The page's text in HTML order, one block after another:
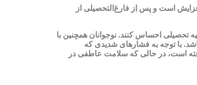
افزایش است و پس از فارغ‌التحصیلی از
برای بورسیه تحصیلی احساس کنند. نوجوانان همچنین با
با توجه به فشارهای شدیدی که
برای موفقیت افزایش یافته است، در حالی که سلامت عاطفی در